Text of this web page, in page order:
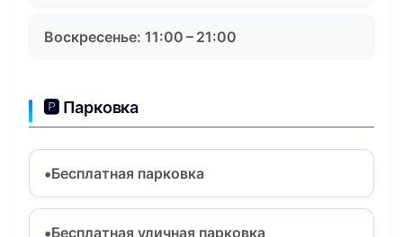
Воскресенье: 11:00 – 21:00
🅿️ Парковка
Бесплатная парковка
Бесплатная уличная парковка